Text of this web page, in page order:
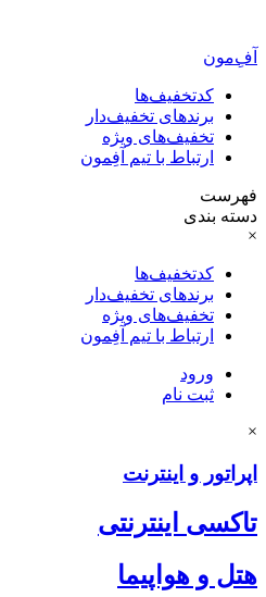
آفِ‌مون
کدتخفیف‌ها
برندهای تخفیف‌دار
تخفیف‌های ویژه
ارتباط با تیم آفِمون
فهرست
دسته بندی
×
کدتخفیف‌ها
برندهای تخفیف‌دار
تخفیف‌های ویژه
ارتباط با تیم آفِمون
ورود
ثبت نام
×
اپراتور و اینترنت
تاکسی اینترنتی
هتل و هواپیما